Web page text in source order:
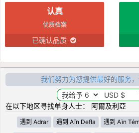
认真
优质档案
已确认品质
我们努力为您提供最好的服务
在以下地区寻找单身人士： 阿爾及利亞
遇到 Adrar 遇到 Aïn Defla 遇到 Aïn